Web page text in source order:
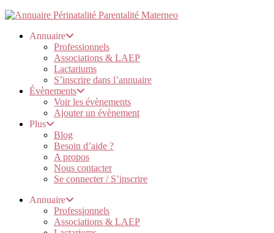
Annuaire
Professionnels
Associations & LAEP
Lactariums
S’inscrire dans l’annuaire
Évènements
Voir les évènements
Ajouter un évènement
Plus
Blog
Besoin d’aide ?
A propos
Nous contacter
Se connecter / S’inscrire
Annuaire
Professionnels
Associations & LAEP